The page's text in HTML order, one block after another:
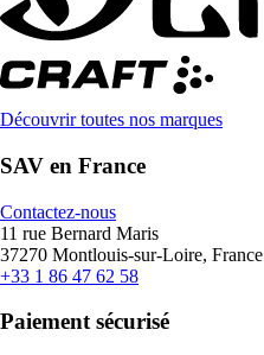
Découvrir toutes nos marques
SAV en France
Contactez-nous
11 rue Bernard Maris
37270 Montlouis-sur-Loire, France
+33 1 86 47 62 58
Paiement sécurisé